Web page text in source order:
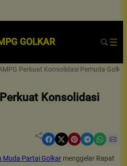
GOLKAR
Perkuat Konsolidasi Pemuda Golkar
Konsolidasi
Share on Facebook Share on X Share on Pinterest Share on Telegram Share on WhatsApp Share on Email
Muda Partai Golkar menggelar Rapat